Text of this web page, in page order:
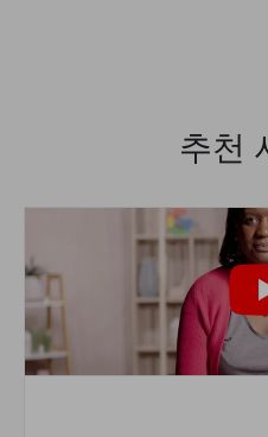
추천